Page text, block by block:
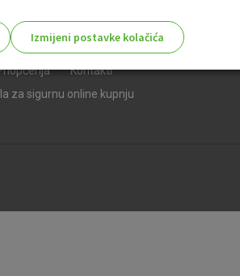
Kontakti
za sigurnu online kupnju
Izmijeni postavke kolačića